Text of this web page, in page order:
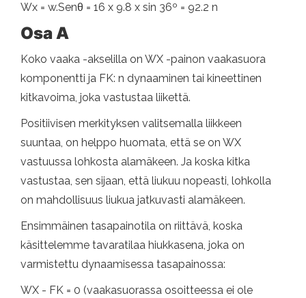
Wx = w.Senθ = 16 x 9.8 x sin 36º = 92.2 n
Osa A
Koko vaaka -akselilla on WX -painon vaakasuora
komponentti ja FK: n dynaaminen tai kineettinen
kitkavoima, joka vastustaa liikettä.
Positiivisen merkityksen valitsemalla liikkeen
suuntaa, on helppo huomata, että se on WX
vastuussa lohkosta alamäkeen. Ja koska kitka
vastustaa, sen sijaan, että liukuu nopeasti, lohkolla
on mahdollisuus liukua jatkuvasti alamäkeen.
Ensimmäinen tasapainotila on riittävä, koska
käsittelemme tavaratilaa hiukkasena, joka on
varmistettu dynaamisessa tasapainossa:
WX - FK = 0 (vaakasuorassa osoitteessa ei ole